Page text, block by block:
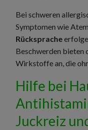
Bei schweren
Symptomen wie
Rücksprache
Beschwerden
Wirkstoffe an, die
Hilfe bei
Juckreiz